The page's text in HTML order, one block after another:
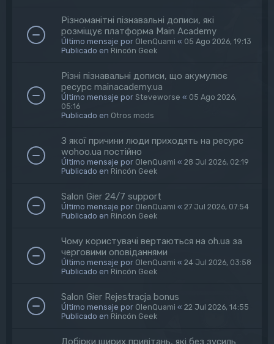
Різноманітні пізнавальні дописи, які
розміщує платформа Main Academy
Último mensaje por OlenQuami « 05 Ago 2026, 19:13
Publicado en Rincón Geek
Різні пізнавальні дописи, що акумулює
ресурс mainacademy.ua
Último mensaje por Steveworse « 05 Ago 2026,
05:16
Publicado en Otros mods
З якої причини люди приходять на ресурс
wohoo.ua постійно
Último mensaje por OlenQuami « 28 Jul 2026, 02:19
Publicado en Rincón Geek
Salon Gier 24/7 support
Último mensaje por OlenQuami « 27 Jul 2026, 07:54
Publicado en Rincón Geek
Чому користувачі вертаються на oh.ua за
черговими оповіданнями
Último mensaje por OlenQuami « 24 Jul 2026, 03:58
Publicado en Rincón Geek
Salon Gier Rejestracja bonus
Último mensaje por OlenQuami « 22 Jul 2026, 14:55
Publicado en Rincón Geek
Добірки щирих привітань, які без зусиль